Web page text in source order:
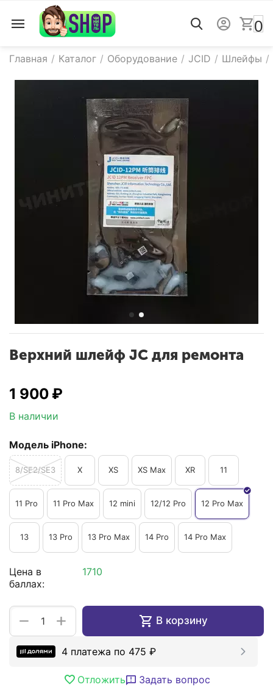
0
Главная / Каталог / Оборудование / JCID / Шлейфы /
Верхний шлейф JC для ремонта
1 900 ₽
В наличии
Модель iPhone:
8/SE2/SE3 X XS XS Max XR 11
11 Pro 11 Pro Max 12 mini 12/12 Pro 12 Pro Max
13 13 Pro 13 Pro Max 14 Pro 14 Pro Max
Цена в
баллах:
1710
+
− В корзину
4 платежа по 475 ₽
Отложить Задать вопрос